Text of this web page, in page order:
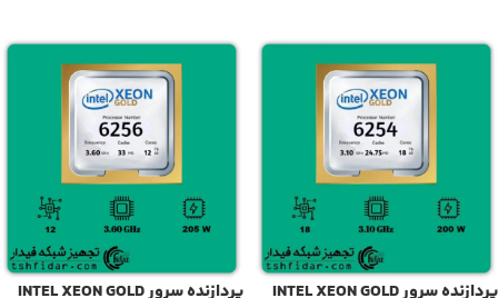
پردازنده سرور INTEL XEON GOLD
پردازنده سرور INTEL XEON GOLD